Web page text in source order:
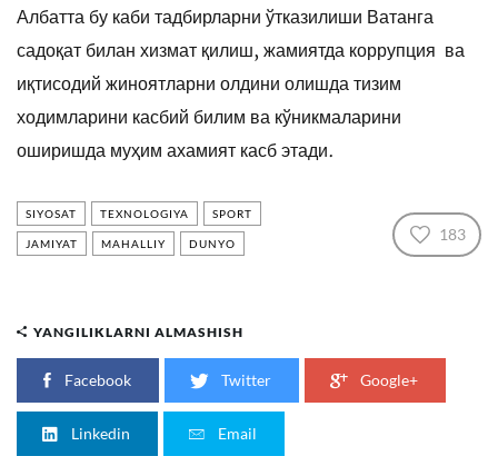
Албатта бу каби тадбирларни ўтказилиши Ватанга
садоқат билан хизмат қилиш, жамиятда коррупция ва
иқтисодий жиноятларни олдини олишда тизим
ходимларини касбий билим ва кўникмаларини
оширишда муҳим ахамият касб этади.
SIYOSAT TEXNOLOGIYA SPORT
JAMIYAT MAHALLIY DUNYO 183
YANGILIKLARNI ALMASHISH
Facebook Twitter Google+
Linkedin Email